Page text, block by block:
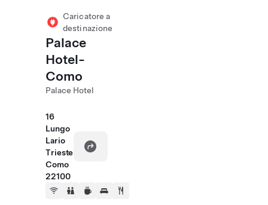
Caricatore a
destinazione
Palace
Hotel-
Como
Palace Hotel
16
Lungo
Lario
Trieste
Como
22100